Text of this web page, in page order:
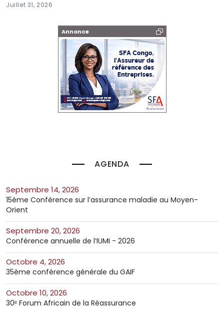
Annonce
AGENDA
septembre 14, 2026
15ème Conférence sur l’assurance maladie au Moyen-
Orient
septembre 20, 2026
Conférence annuelle de l’IUMI - 2026
octobre 4, 2026
35ème conférence générale du GAIF
octobre 10, 2026
30ᵉ Forum Africain de la Réassurance
Juillet 31, 2026